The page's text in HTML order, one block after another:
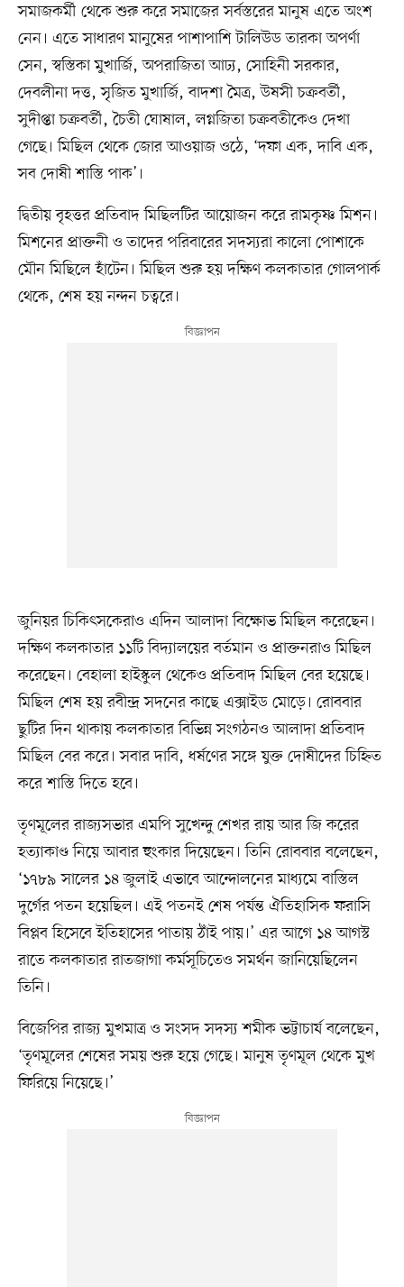
সমাজকর্মী থেকে শুরু করে সমাজের সর্বস্তরের মানুষ এতে অংশ
নেন। এতে সাধারণ মানুষের পাশাপাশি টালিউড তারকা অপর্ণা
সেন, স্বস্তিকা মুখার্জি, অপরাজিতা আঢ্য, সোহিনী সরকার,
দেবলীনা দত্ত, সৃজিত মুখার্জি, বাদশা মৈত্র, উষসী চক্রবর্তী,
সুদীপ্তা চক্রবর্তী, চৈতী ঘোষাল, লগ্নজিতা চক্রবতীকেও দেখা
গেছে। মিছিল থেকে জোর আওয়াজ ওঠে, ‘দফা এক, দাবি এক,
সব দোষী শাস্তি পাক’।
দ্বিতীয় বৃহত্তর প্রতিবাদ মিছিলটির আয়োজন করে রামকৃষ্ণ মিশন।
মিশনের প্রাক্তনী ও তাদের পরিবারের সদস্যরা কালো পোশাকে
মৌন মিছিলে হাঁটেন। মিছিল শুরু হয় দক্ষিণ কলকাতার গোলপার্ক
থেকে, শেষ হয় নন্দন চত্বরে।
জুনিয়র চিকিৎসকেরাও এদিন আলাদা বিক্ষোভ মিছিল করেছেন।
দক্ষিণ কলকাতার ১১টি বিদ্যালয়ের বর্তমান ও প্রাক্তনরাও মিছিল
করেছেন। বেহালা হাইস্কুল থেকেও প্রতিবাদ মিছিল বের হয়েছে।
মিছিল শেষ হয় রবীন্দ্র সদনের কাছে এক্সাইড মোড়ে। রোববার
ছুটির দিন থাকায় কলকাতার বিভিন্ন সংগঠনও আলাদা প্রতিবাদ
মিছিল বের করে। সবার দাবি, ধর্ষণের সঙ্গে যুক্ত দোষীদের চিহ্নিত
করে শাস্তি দিতে হবে।
তৃণমূলের রাজ্যসভার এমপি সুখেন্দু শেখর রায় আর জি করের
হত্যাকাণ্ড নিয়ে আবার হুংকার দিয়েছেন। তিনি রোববার বলেছেন,
‘১৭৮৯ সালের ১৪ জুলাই এভাবে আন্দোলনের মাধ্যমে বাস্তিল
দুর্গের পতন হয়েছিল। এই পতনই শেষ পর্যন্ত ঐতিহাসিক ফরাসি
বিপ্লব হিসেবে ইতিহাসের পাতায় ঠাঁই পায়।’ এর আগে ১৪ আগস্ট
রাতে কলকাতার রাতজাগা কর্মসূচিতেও সমর্থন জানিয়েছিলেন
তিনি।
বিজেপির রাজ্য মুখমাত্র ও সংসদ সদস্য শমীক ভট্টাচার্য বলেছেন,
‘তৃণমূলের শেষের সময় শুরু হয়ে গেছে। মানুষ তৃণমূল থেকে মুখ
ফিরিয়ে নিয়েছে।’